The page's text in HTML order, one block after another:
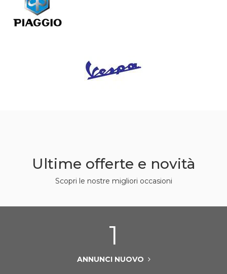
Ultime offerte e novità
Scopri le nostre migliori occasioni
1
ANNUNCI NUOVO